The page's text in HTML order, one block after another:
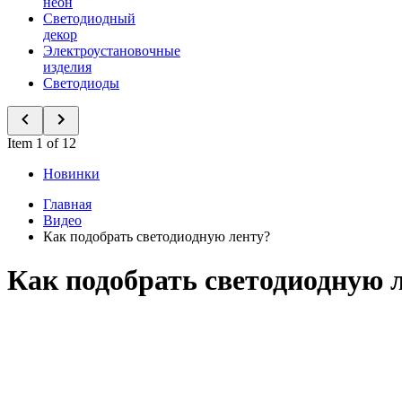
Светодиодный
декор
Электроустановочные
изделия
Светодиоды
Item 1 of 12
Новинки
Главная
Видео
Как подобрать светодиодную ленту?
Как подобрать светодиодную